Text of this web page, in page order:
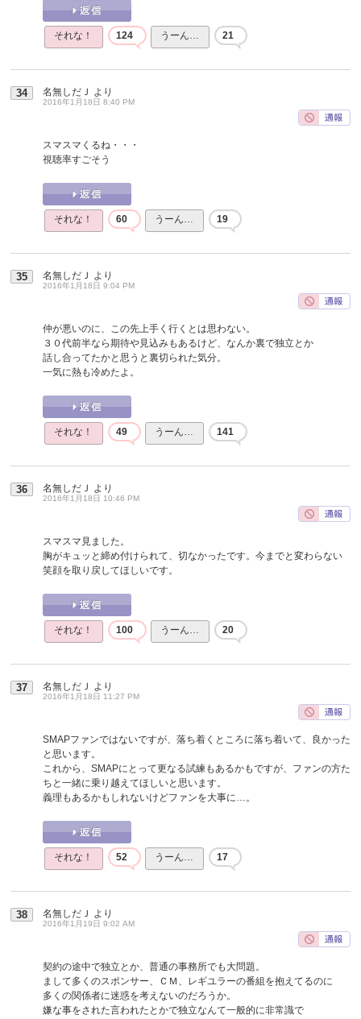
それな！ 124 うーん… 21
34 名無しだＪ より
2016年1月18日 8:40 PM
スマスマくるね・・・
視聴率すごそう
それな！ 60 うーん… 19
35 名無しだＪ より
2016年1月18日 9:04 PM
仲が悪いのに、この先上手く行くとは思わない。
３０代前半なら期待や見込みもあるけど、なんか裏で独立とか
話し合ってたかと思うと裏切られた気分。
一気に熱も冷めたよ。
それな！ 49 うーん… 141
36 名無しだＪ より
2016年1月18日 10:46 PM
スマスマ見ました。
胸がキュッと締め付けられて、切なかったです。今までと変わらない
笑顔を取り戻してほしいです。
それな！ 100 うーん… 20
37 名無しだＪ より
2016年1月18日 11:27 PM
SMAPファンではないですが、落ち着くところに落ち着いて、良かった
と思います。
これから、SMAPにとって更なる試練もあるかもですが、ファンの方た
ちと一緒に乗り越えてほしいと思います。
義理もあるかもしれないけどファンを大事に…。
それな！ 52 うーん… 17
38 名無しだＪ より
2016年1月19日 9:02 AM
契約の途中で独立とか、普通の事務所でも大問題。
まして多くのスポンサー、ＣＭ、レギユラーの番組を抱えてるのに
多くの関係者に迷惑を考えないのだろうか。
嫌な事をされた言われたとかで独立なんて一般的に非常識で